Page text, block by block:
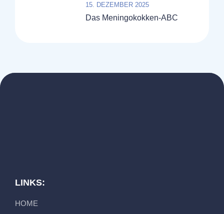
Das Meningokokken-ABC
15. DEZEMBER 2025
LINKS:
HOME